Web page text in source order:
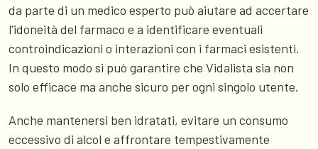
da parte di un medico esperto può aiutare ad accertare
l'idoneità del farmaco e a identificare eventuali
controindicazioni o interazioni con i farmaci esistenti.
In questo modo si può garantire che Vidalista sia non
solo efficace ma anche sicuro per ogni singolo utente.
Anche mantenersi ben idratati, evitare un consumo
eccessivo di alcol e affrontare tempestivamente